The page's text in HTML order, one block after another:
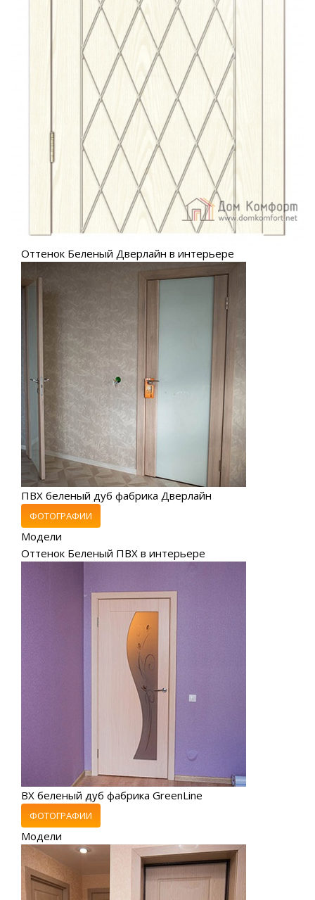
Оттенок Беленый Дверлайн в интерьере
ПВХ беленый дуб фабрика Дверлайн
ФОТОГРАФИИ
Модели
Оттенок Беленый ПВХ в интерьере
ВХ беленый дуб фабрика GreenLine
ФОТОГРАФИИ
Модели